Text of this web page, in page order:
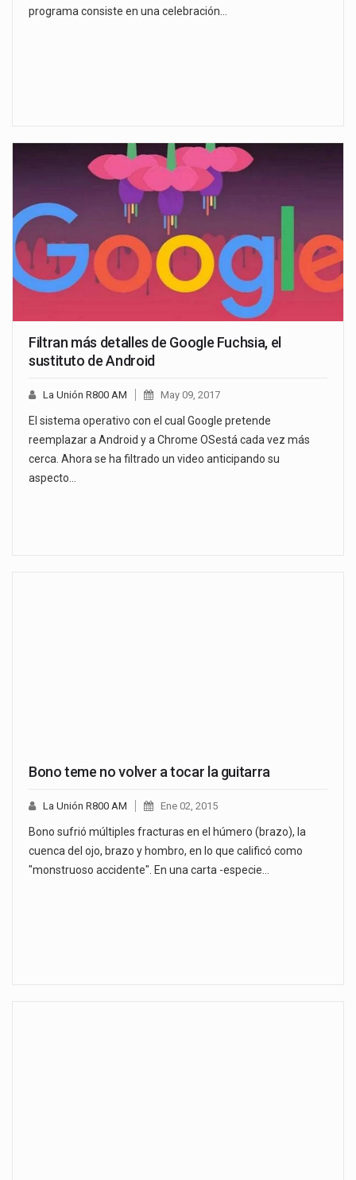
programa consiste en una celebración…
Filtran más detalles de Google Fuchsia, el
sustituto de Android
La Unión R800 AM May 09, 2017
El sistema operativo con el cual Google pretende
reemplazar a Android y a Chrome OSestá cada vez más
cerca. Ahora se ha filtrado un video anticipando su
aspecto…
Bono teme no volver a tocar la guitarra
La Unión R800 AM Ene 02, 2015
Bono sufrió múltiples fracturas en el húmero (brazo), la
cuenca del ojo, brazo y hombro, en lo que calificó como
"monstruoso accidente". En una carta -especie…